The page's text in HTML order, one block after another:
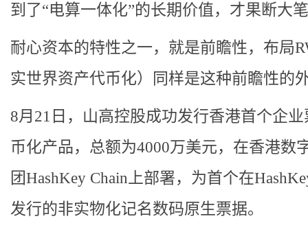
到了“电算一体化”的长期价值，才果断大
耐心资本的特性之一，就是前瞻性，布局
实世界资产代币化）同样是这种前瞻性的
8月21日，山高控股成功发行香港首个企
币化产品，总额为4000万美元，在香港数
团HashKey Chain上部署，为首个在
发行的非实物化记名数码原生票据。